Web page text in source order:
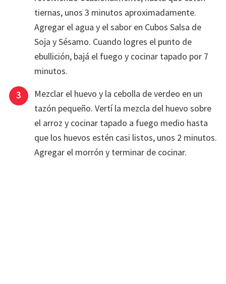
tiernas, unos 3 minutos aproximadamente.
Agregar el agua y el sabor en Cubos Salsa de
Soja y Sésamo. Cuando logres el punto de
ebullición, bajá el fuego y cocinar tapado por 7
minutos.
Mezclar el huevo y la cebolla de verdeo en un
tazón pequeño. Vertí la mezcla del huevo sobre
el arroz y cocinar tapado a fuego medio hasta
que los huevos estén casi listos, unos 2 minutos.
Agregar el morrón y terminar de cocinar.